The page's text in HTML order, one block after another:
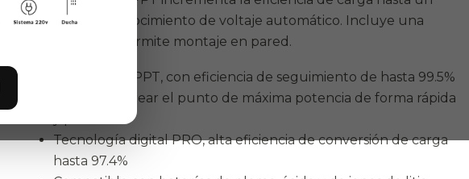
20% más. Reconocimiento de voltaje automático. Incluye una
salida auxiliar. Permite montaje en pared.
ecnología MPPT, con eficiencia de seguimiento de hasta 99.5%
Permite rastrear el punto de máxima potencia de forma rápida
Tecnología digital PRO, alta eficiencia de conversión de carga
hasta 97.4%